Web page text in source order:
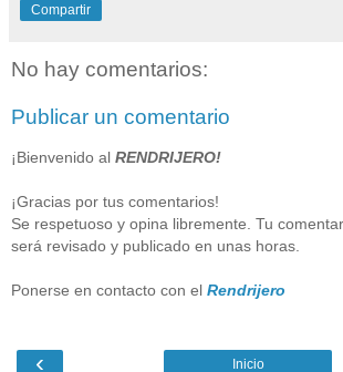
Compartir
No hay comentarios:
Publicar un comentario
¡Bienvenido al RENDRIJERO!
¡Gracias por tus comentarios!
Se respetuoso y opina libremente. Tu
será revisado y publicado en unas horas.
Ponerse en contacto con el Rendrijero
‹ Inicio